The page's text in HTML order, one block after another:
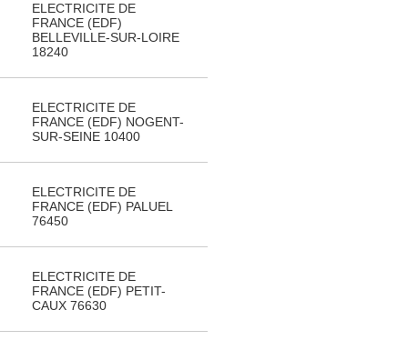
ELECTRICITE DE
FRANCE (EDF)
BELLEVILLE-SUR-LOIRE
18240
ELECTRICITE DE
FRANCE (EDF) NOGENT-
SUR-SEINE 10400
ELECTRICITE DE
FRANCE (EDF) PALUEL
76450
ELECTRICITE DE
FRANCE (EDF) PETIT-
CAUX 76630